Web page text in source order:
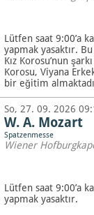
Lütfen saat 9:00’a
yapmak yasaktır.
Kız Korosu’nun
Korosu, Viyana
bir eğitim
So, 27. 09. 2026
W. A. Mozart
Spatzenmesse
Wiener
Lütfen saat 9:00’a
yapmak yasaktır.